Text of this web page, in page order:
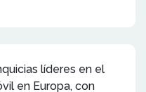
líderes en el
en Europa, con